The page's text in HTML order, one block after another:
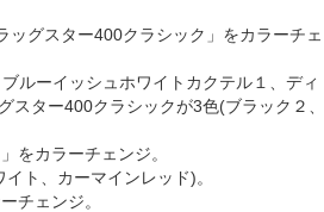
ッグスター400クラシック」をカラーチェ
ルーイッシュホワイトカクテル１、ディ
ター400クラシックが3色(ブラック２、
をカラーチェンジ。
ト、カーマインレッド)。
チェンジ。